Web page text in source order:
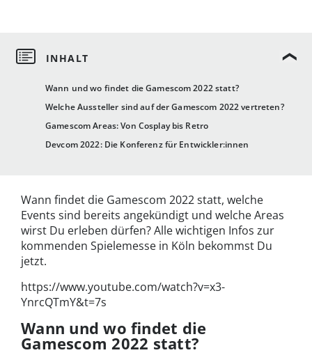
Wann und wo findet die Gamescom 2022 statt?
Welche Aussteller sind auf der Gamescom 2022 vertreten?
Gamescom Areas: Von Cosplay bis Retro
Devcom 2022: Die Konferenz für Entwickler:innen
Wann findet die Gamescom 2022 statt, welche
Events sind bereits angekündigt und welche Areas
wirst Du erleben dürfen? Alle wichtigen Infos zur
kommenden Spielemesse in Köln bekommst Du
jetzt.
https://www.youtube.com/watch?v=x3-
YnrcQTmY&t=7s
Wann und wo findet die
Gamescom 2022 statt?